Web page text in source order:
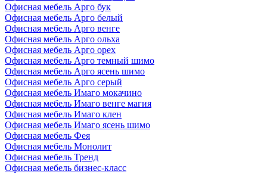
Офисная мебель Арго бук
Офисная мебель Арго белый
Офисная мебель Арго венге
Офисная мебель Арго ольха
Офисная мебель Арго орех
Офисная мебель Арго темный шимо
Офисная мебель Арго ясень шимо
Офисная мебель Арго серый
Офисная мебель Имаго мокачино
Офисная мебель Имаго венге магия
Офисная мебель Имаго клен
Офисная мебель Имаго ясень шимо
Офисная мебель Фея
Офисная мебель Монолит
Офисная мебель Тренд
Офисная мебель бизнес-класс